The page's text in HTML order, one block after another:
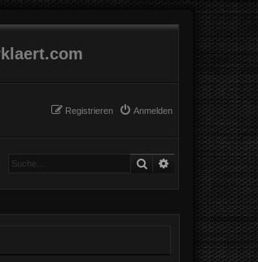
Anmelden
Registrieren
Suche Erweiterte Suche